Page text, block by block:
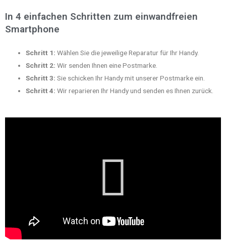
In 4 einfachen Schritten zum einwandfreien
Smartphone
Schritt 1: Wählen Sie die jeweilige Reparatur für Ihr Handy.
Schritt 2: Wir senden Ihnen eine Postmarke.
Schritt 3: Sie schicken Ihr Handy mit unserer Postmarke ein.
Schritt 4: Wir reparieren Ihr Handy und senden es Ihnen zurück.